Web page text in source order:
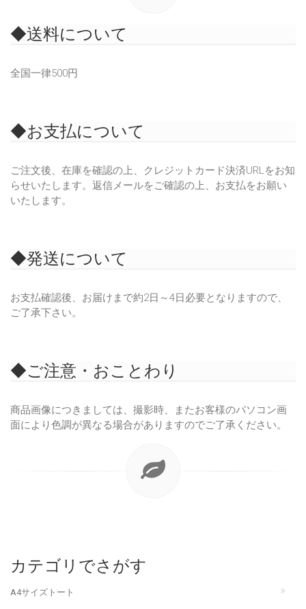
◆送料について
全国一律500円
◆お支払について
ご注文後、在庫を確認の上、クレジットカード決済URLをお知
らせいたします。返信メールをご確認の上、お支払をお願い
いたします。
◆発送について
お支払確認後、お届けまで約2日～4日必要となりますので、
ご了承下さい。
◆ご注意・おことわり
商品画像につきましては、撮影時、またお客様のパソコン画
面により色調が異なる場合がありますのでご了承ください。
カテゴリでさがす
A4サイズトート